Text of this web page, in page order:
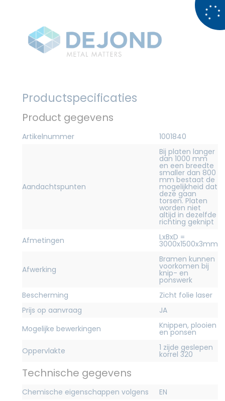
Productspecificaties
Product gegevens
Artikelnummer 1001840
Aandachtspunten
Bij platen langer
dan 1000 mm
en een breedte
smaller dan 800
mm bestaat de
mogelijkheid dat
deze gaan
torsen. Platen
worden niet
altijd in dezelfde
richting geknipt
Afmetingen
LxBxD =
3000x1500x3mm
Afwerking
Bramen kunnen
voorkomen bij
knip- en
ponswerk
Bescherming
Zicht folie laser
Prijs op aanvraag
JA
Mogelijke bewerkingen
Knippen, plooien
en ponsen
Oppervlakte
1 zijde geslepen
korrel 320
Technische gegevens
Chemische eigenschappen volgens
EN